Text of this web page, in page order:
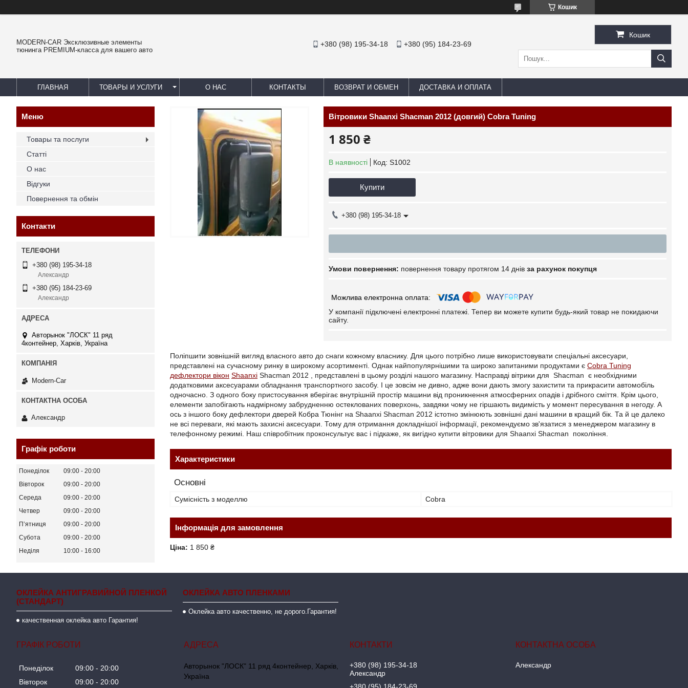
Кошик
MODERN-CAR Эксклюзивные элементы
тюнинга PREMIUM-класса для вашего авто
+380 (98) 195-34-18 +380 (95) 184-23-69
Кошик
ГЛАВНАЯ ТОВАРЫ И УСЛУГИ О НАС КОНТАКТЫ ВОЗВРАТ И ОБМЕН ДОСТАВКА И ОПЛАТА
Вітровики Shaanxi Shacman 2012 (довгий) Cobra Tuning
1 850 ₴
В наявності Код: S1002
Купити
+380 (98) 195-34-18
повернення товару протягом 14 днів за рахунок покупця
У компанії підключені електронні платежі. Тепер ви можете купити будь-який товар не покидаючи
сайту.
Поліпшити зовнішній вигляд власного авто до снаги кожному власнику. Для цього потрібно лише використовувати спеціальні аксесуари,
представлені на сучасному ринку в широкому асортименті. Однак найпопулярнішими та широко запитаними продуктами є Cobra Tuning
дефлектори вікон Shaanxi Shacman 2012 , представлені в цьому розділі нашого магазину. Насправді вітрики для Shacman є необхідними
додатковими аксесуарами обладнання транспортного засобу. І це зовсім не дивно, адже вони дають змогу захистити та прикрасити автомобіль
одночасно. З одного боку пристосування вберігає внутрішній простір машини від проникнення атмосферних опадів і дрібного сміття. Крім цього,
елементи запобігають надмірному забрудненню остеклованих поверхонь, завдяки чому не гіршають видимість у момент пересування в негоду. А
ось з іншого боку дефлектори дверей Кобра Тюнінг на Shaanxi Shacman 2012 істотно змінюють зовнішні дані машини в кращий бік. Та й це далеко
не всі переваги, які мають захисні аксесуари. Тому для отримання докладнішої інформації, рекомендуємо зв'язатися з менеджером магазину в
телефонному режимі. Наш співробітник проконсультує вас і підкаже, як вигідно купити вітровики для Shaanxi Shacman покоління.
Характеристики
Основні
Сумісність з моделлю Cobra
Інформація для замовлення
Ціна: 1 850 ₴
Товары та послуги
Статті
О нас
Відгуки
Повернення та обмін
Контакти
+380 (98) 195-34-18
Александр
+380 (95) 184-23-69
Александр
Авторынок "ЛОСК" 11 ряд
4контейнер, Харків, Україна
Modern-Car
Александр
Графік роботи
Понеділок 09:00
20:00
Вівторок
09:00
20:00
Середа
09:00
20:00
Четвер
09:00
20:00
Пʼятниця
09:00
20:00
Субота
09:00
20:00
Неділя
10:00 16:00
ОКЛЕЙКА АНТИГРАВИЙНОЙ ПЛЕНКОЙ
(СТАНДАРТ)
качественная оклейка авто Гарантия!
ОКЛЕЙКА АВТО ПЛЕНКАМИ
Оклейка авто качественно, не дорого.Гарантия!
ГРАФІК РОБОТИ
Понеділок 09:00
20:00
Вівторок
09:00 20:00
Авторынок "ЛОСК" 11 ряд 4контейнер, Харків,
Україна
+380 (98) 195-34-18
Александр
Александр